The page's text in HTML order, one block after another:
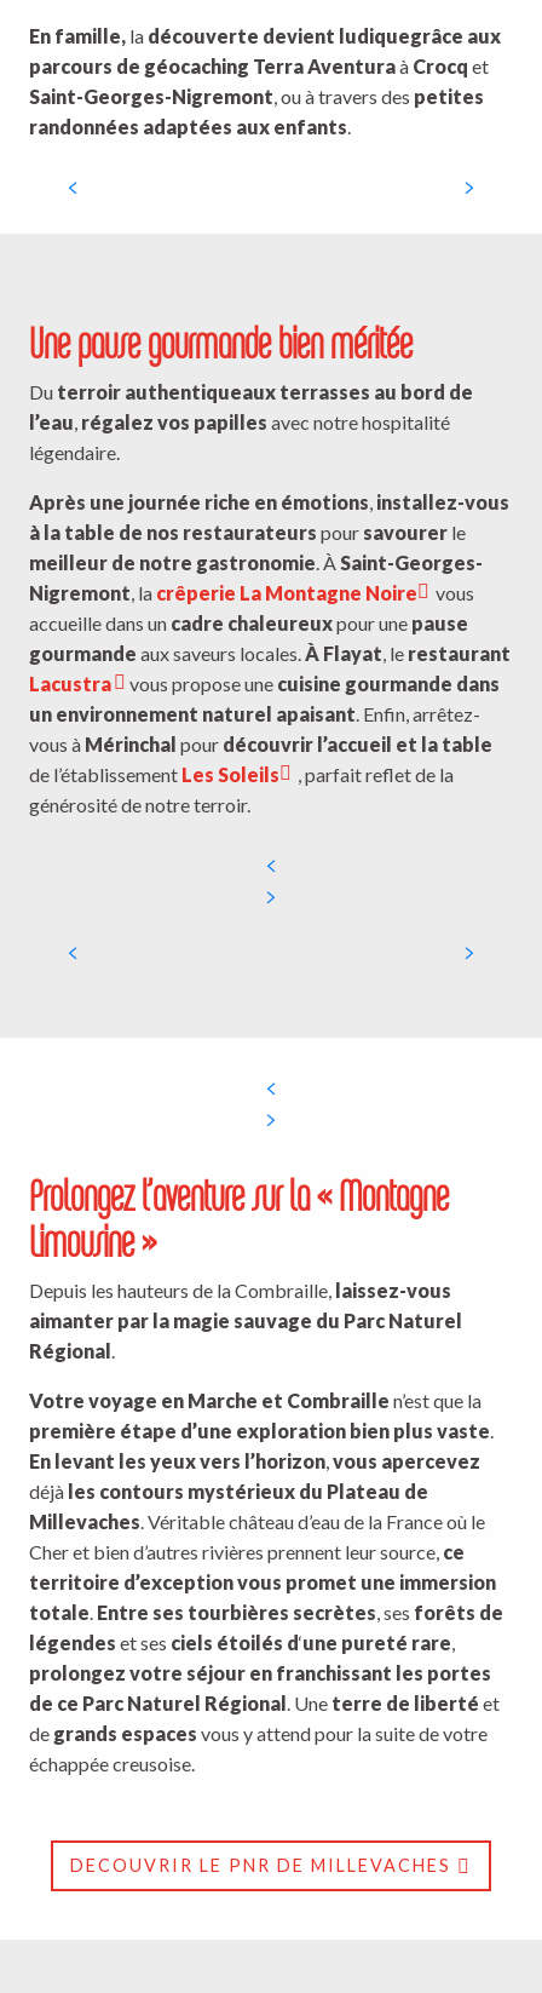
En famille, la découverte devient ludiquegrâce aux
parcours de géocaching Terra Aventuraà Crocq et
Saint-Georges-Nigremont, ou à travers des petites
randonnées adaptées aux enfants.
Géocaching « Terra Aventura » –
Une pause gourmande bien méritée
Du terroir authentiqueaux terrasses au bord de
l’eau, régalez vos papilles avec notre hospitalité
légendaire.
Après une journée riche en émotions, installez-vous
à la table de nos restaurateurs pour savourer le
meilleur de notre gastronomie. ÀSaint-Georges-
Nigremont, la crêperie La Montagne Noire
vous
accueille dans un cadre chaleureuxpour une pause
gourmande aux saveurs locales.À Flayat, le restaurant
Lacustra
vous propose une cuisine gourmande dans
un environnement naturel apaisant. Enfin, arrêtez-
vous à Mérinchal pour découvrir l’accueil et la table
de l’établissement Les Soleils
, parfait reflet de la
générosité de notre terroir.
Prolongez l’aventure sur la « Montagne
Limousine »
Depuis les hauteurs de la Combraille, laissez-vous
aimanter par la magie sauvage du Parc Naturel
Régional.
Votre voyage en Marche et Combraille n’est que la
première étape d’une exploration bien plus vaste.
En levant les yeux vers l’horizon,vous apercevez
déjà les contours mystérieux du Plateau de
Millevaches. Véritable château d’eau de la France où le
Cher et bien d’autres rivières prennent leur source, ce
territoire d’exception vous promet une immersion
totale. Entre ses tourbières secrètes, ses forêts de
légendes et ses ciels étoilés d‘une pureté rare,
prolongez votre séjour en franchissant les portes
de ce Parc Naturel Régional. Une terre de liberté et
de grands espaces vous y attend pour la suite de votre
échappée creusoise.
DECOUVRIR LE PNR DE MILLEVACHES